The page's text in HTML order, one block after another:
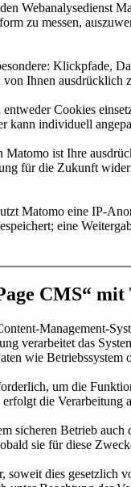
Webanalysedienst
zu messen,
Klickpfade,
Ihnen ausdrücklich
Cookies
kann individuell
Matomo ist Ihre
für die Zukunft
Matomo eine IP-
eine
CMS“
Management-
verarbeitet das
wie
um die
die
sicheren Betrieb
sie für diese
soweit dies